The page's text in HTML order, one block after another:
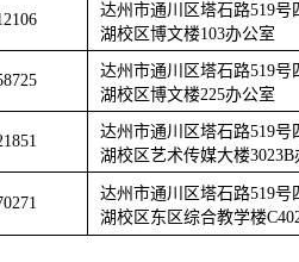
达州市通川区塔石路519号
湖校区博文楼103办公室
达州市通川区塔石路519号
湖校区博文楼225办公室
达州市通川区塔石路519号
湖校区艺术传媒大楼3023B
达州市通川区塔石路519号
湖校区东区综合教学楼